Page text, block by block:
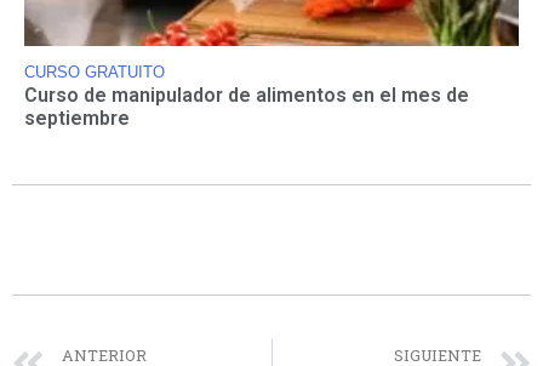
CURSO GRATUITO
Curso de manipulador de alimentos en el mes de
septiembre
ANTERIOR SIGUIENTE